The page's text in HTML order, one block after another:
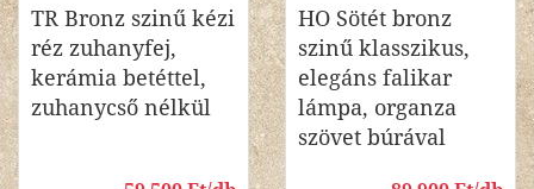
TR Bronz szinű kézi
réz zuhanyfej,
kerámia betéttel,
zuhanycső nélkül
HO Sötét bronz
szinű klasszikus,
elegáns falikar
lámpa, organza
szövet búrával